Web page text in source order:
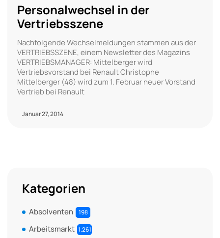
Personalwechsel in der
Vertriebsszene
Nachfolgende Wechselmeldungen stammen aus der
VERTRIEBSSZENE, einem Newsletter des Magazins
VERTRIEBSMANAGER: Mittelberger wird
Vertriebsvorstand bei Renault Christophe
Mittelberger (48) wird zum 1. Februar neuer Vorstand
Vertrieb bei Renault
Januar 27, 2014
Kategorien
Absolventen 198
Arbeitsmarkt 1.261